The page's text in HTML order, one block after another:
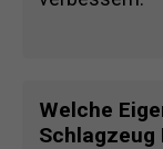
Welche
Schlagzeug